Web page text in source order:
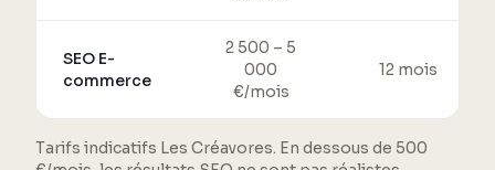
SEO E-
commerce
2 500 – 5
000
€/mois
12 mois
Tarifs indicatifs Les Créavores. En dessous de 500